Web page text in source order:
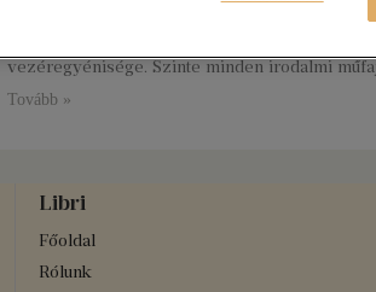
Német költő, drámaíró, esztéta és orvos, a
vezéregyénisége. Szinte minden irodalmi
Tovább »
Libri
Főoldal
Rólunk